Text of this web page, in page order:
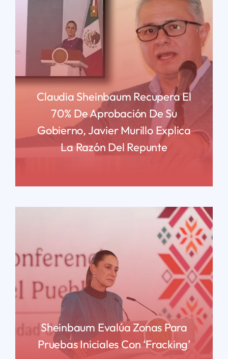
Claudia Sheinbaum Recupera El
70% De Aprobación De Su
Gobierno, Javier Murillo Explica
La Razón Del Repunte
Sheinbaum Evalúa Zonas Para
Pruebas Iniciales Con ‘fracking’